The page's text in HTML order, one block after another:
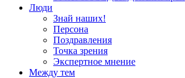
Люди
Знай наших!
Персона
Поздравления
Точка зрения
Экспертное мнение
Между тем